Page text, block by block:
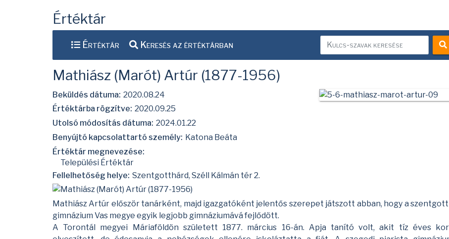
Értéktár
Értéktár Keresés az értéktárban
Mathiász (Marót) Artúr (1877-1956)
Beküldés dátuma: 2020.08.24
Értéktárba rögzítve: 2020.09.25
Utolsó módosítás dátuma: 2024.01.22
Benyújtó kapcsolattartó személy: Katona Beáta
Értéktár megnevezése:
Települési Értéktár
Fellelhetőség helye: Szentgotthárd, Széll Kálmán tér 2.
Mathiász Artúr először tanárként, majd igazgatóként jelentős szerepet játszott abban, hogy a
gimnázium Vas megye egyik legjobb gimnáziumává fejlődött.
A Torontál megyei Máriaföldön született 1877. március 16-án. Apja tanító volt, akit tíz éves